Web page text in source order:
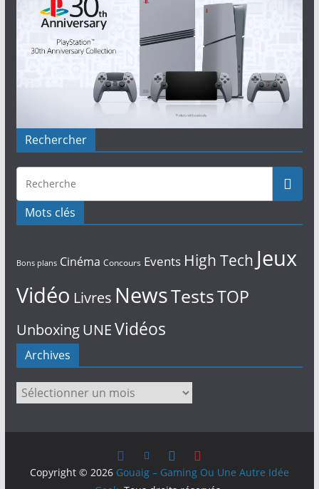
Rechercher
Mots clés
Bons plans Cinéma Concours Events High Tech Jeux
Vidéo Livres NewsTestsTOP
UnboxingUNEVidéos
Archives
Archives
Copyright © 2026 Gouaig – Gaming Ou Une Autre Idée